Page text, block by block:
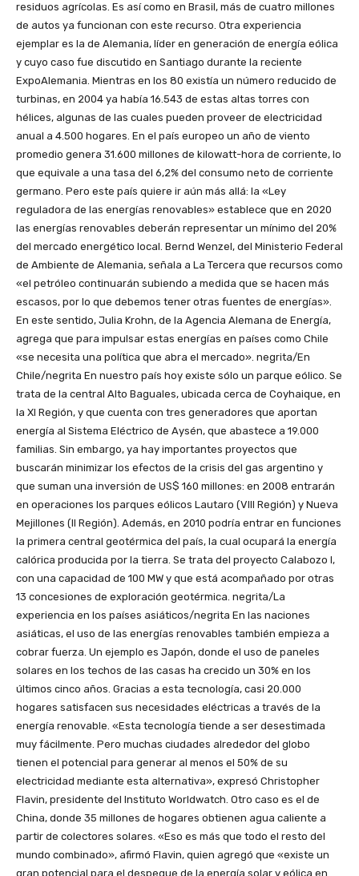
residuos agrícolas. Es así como en Brasil, más de cuatro millones
de autos ya funcionan con este recurso. Otra experiencia
ejemplar es la de Alemania, líder en generación de energía eólica
y cuyo caso fue discutido en Santiago durante la reciente
ExpoAlemania. Mientras en los 80 existía un número reducido de
turbinas, en 2004 ya había 16.543 de estas altas torres con
hélices, algunas de las cuales pueden proveer de electricidad
anual a 4.500 hogares. En el país europeo un año de viento
promedio genera 31.600 millones de kilowatt-hora de corriente, lo
que equivale a una tasa del 6,2% del consumo neto de corriente
germano. Pero este país quiere ir aún más allá: la «Ley
reguladora de las energías renovables» establece que en 2020
las energías renovables deberán representar un mínimo del 20%
del mercado energético local. Bernd Wenzel, del Ministerio Federal
de Ambiente de Alemania, señala a La Tercera que recursos como
«el petróleo continuarán subiendo a medida que se hacen más
escasos, por lo que debemos tener otras fuentes de energías».
En este sentido, Julia Krohn, de la Agencia Alemana de Energía,
agrega que para impulsar estas energías en países como Chile
«se necesita una política que abra el mercado». negrita/En
Chile/negrita En nuestro país hoy existe sólo un parque eólico. Se
trata de la central Alto Baguales, ubicada cerca de Coyhaique, en
la XI Región, y que cuenta con tres generadores que aportan
energía al Sistema Eléctrico de Aysén, que abastece a 19.000
familias. Sin embargo, ya hay importantes proyectos que
buscarán minimizar los efectos de la crisis del gas argentino y
que suman una inversión de US$ 160 millones: en 2008 entrarán
en operaciones los parques eólicos Lautaro (VIII Región) y Nueva
Mejillones (II Región). Además, en 2010 podría entrar en funciones
la primera central geotérmica del país, la cual ocupará la energía
calórica producida por la tierra. Se trata del proyecto Calabozo I,
con una capacidad de 100 MW y que está acompañado por otras
13 concesiones de exploración geotérmica. negrita/La
experiencia en los países asiáticos/negrita En las naciones
asiáticas, el uso de las energías renovables también empieza a
cobrar fuerza. Un ejemplo es Japón, donde el uso de paneles
solares en los techos de las casas ha crecido un 30% en los
últimos cinco años. Gracias a esta tecnología, casi 20.000
hogares satisfacen sus necesidades eléctricas a través de la
energía renovable. «Esta tecnología tiende a ser desestimada
muy fácilmente. Pero muchas ciudades alrededor del globo
tienen el potencial para generar al menos el 50% de su
electricidad mediante esta alternativa», expresó Christopher
Flavin, presidente del Instituto Worldwatch. Otro caso es el de
China, donde 35 millones de hogares obtienen agua caliente a
partir de colectores solares. «Eso es más que todo el resto del
mundo combinado», afirmó Flavin, quien agregó que «existe un
gran potencial para el despegue de la energía solar y eólica en